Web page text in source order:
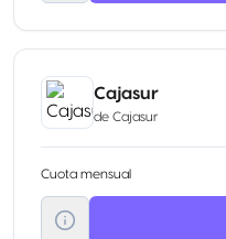
Cajasur
de Cajasur
Cuota mensual